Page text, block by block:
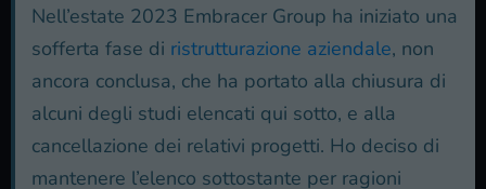
Nell’estate 2023 Embracer Group ha iniziato una
sofferta fase di ristrutturazione aziendale, non
ancora conclusa, che ha portato alla chiusura di
alcuni degli studi elencati qui sotto, e alla
cancellazione dei relativi progetti. Ho deciso di
mantenere l’elenco sottostante per ragioni